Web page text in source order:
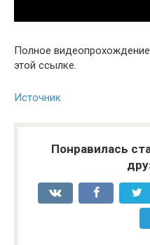
Полное
этой ссылке.
Источник
Понравилась